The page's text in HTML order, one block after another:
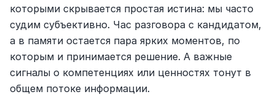
которыми скрывается простая истина: мы часто
судим субъективно. Час разговора с кандидатом,
а в памяти остается пара ярких моментов, по
которым и принимается решение. А важные
сигналы о компетенциях или ценностях тонут в
общем потоке информации.